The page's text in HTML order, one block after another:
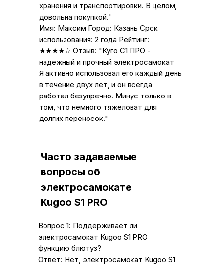
хранения и транспортировки. В целом,
довольна покупкой."
Имя: Максим Город: Казань Срок
использования: 2 года Рейтинг:
★★★★☆ Отзыв: "Куго С1 ПРО -
надежный и прочный электросамокат.
Я активно использовал его каждый день
в течение двух лет, и он всегда
работал безупречно. Минус только в
том, что немного тяжеловат для
долгих переносок."
Часто задаваемые
вопросы об
электросамокате
Kugoo S1 PRO
Вопрос 1: Поддерживает ли
электросамокат Kugoo S1 PRO
функцию блютуз?
Ответ: Нет, электросамокат Kugoo S1